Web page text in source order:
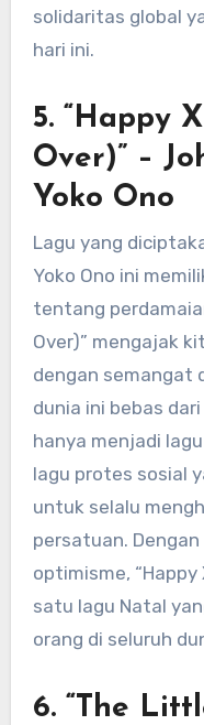
solidaritas global
hari ini.
5. “Happy
Over)” –
Yoko Ono
Lagu yang
Yoko Ono ini
tentang
Over)” mengajak
dengan semangat
dunia ini bebas
hanya menjadi
lagu protes sosial
untuk selalu
persatuan.
optimisme,
satu lagu Natal
orang di seluruh
6. “The